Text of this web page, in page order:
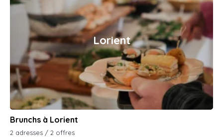
Lorient
Brunchs à Lorient
2 adresses / 2 offres